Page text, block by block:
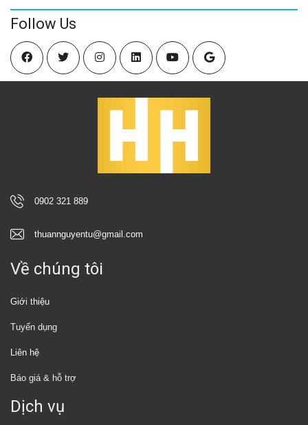
Follow Us
0902 321 889
thuannguyentu@gmail.com
Về chúng tôi
Giới thiệu
Tuyển dụng
Liên hệ
Báo giá & hỗ trợ
Dịch vụ